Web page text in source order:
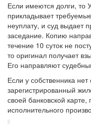
Если имеются долги, то
прикладывает
неуплату, и суд выдает
заседание. Копию
течение 10 суток не
то оригинал получает
Его направляют
Если у собственника
зарегистрированный
своей банковской
исполнительного